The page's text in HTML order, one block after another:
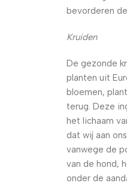
bevorderen
Kruiden
De gezonde
planten uit
bloemen,
terug. Deze
het lichaam
dat wij aan
vanwege de
van de hond,
onder de